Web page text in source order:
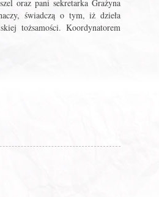
oraz pani sekretarka Grażyna
świadczą o tym, iż dzieła
tożsamości. Koordynatorem